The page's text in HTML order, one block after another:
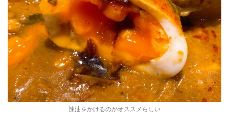
辣油をかけるのがオススメらしい